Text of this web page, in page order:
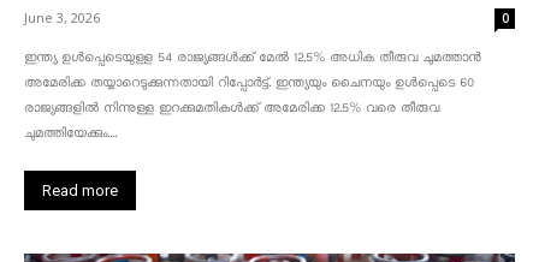
June 3, 2026 0
ഇന്ത്യ ഉൾപ്പെടെയുള്ള 54 രാജ്യങ്ങൾക്ക് മേൽ 12.5% അധിക തീരുവ ചുമത്താൻ
അമേരിക്ക തയ്യാറെടുക്കുന്നതായി റിപ്പോർട്ട്. ഇന്ത്യയും ചൈനയും ഉൾപ്പെടെ 60
രാജ്യങ്ങളിൽ നിന്നുള്ള ഇറക്കുമതികൾക്ക് അമേരിക്ക 12.5% ​​വരെ തീരുവ
ചുമത്തിയേക്കും....
Read more